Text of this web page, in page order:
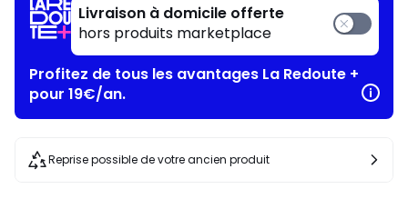
Livraison à domicile offerte
hors produits marketplace
Profitez de tous les avantages La Redoute +
pour 19€/an.
Reprise possible de votre ancien produit